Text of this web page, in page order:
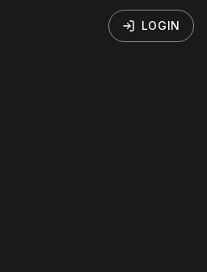
LOGIN